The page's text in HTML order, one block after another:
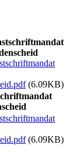
(6.09KB)
(6.09KB)